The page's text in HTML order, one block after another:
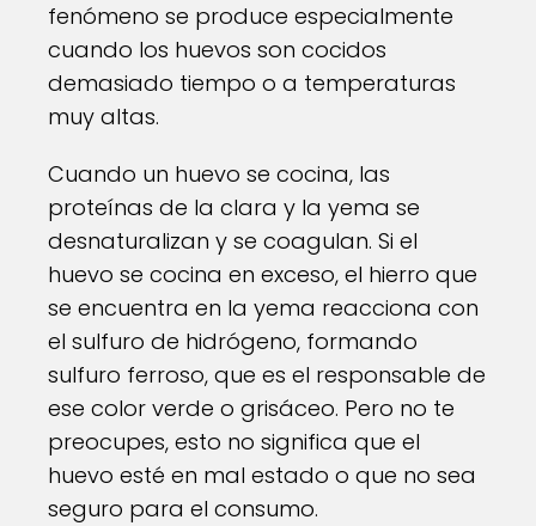
fenómeno se produce especialmente
cuando los huevos son cocidos
demasiado tiempo o a temperaturas
muy altas.
Cuando un huevo se cocina, las
proteínas de la clara y la yema se
desnaturalizan y se coagulan. Si el
huevo se cocina en exceso, el hierro que
se encuentra en la yema reacciona con
el sulfuro de hidrógeno, formando
sulfuro ferroso, que es el responsable de
ese color verde o grisáceo. Pero no te
preocupes, esto no significa que el
huevo esté en mal estado o que no sea
seguro para el consumo.